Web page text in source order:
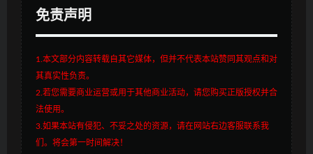
免责声明
1.本文部分内容转载自其它媒体，但并不代表本站赞同其观点和对
其真实性负责。
2.若您需要商业运营或用于其他商业活动，请您购买正版授权并合
法使用。
3.如果本站有侵犯、不妥之处的资源，请在网站右边客服联系我
们。将会第一时间解决！